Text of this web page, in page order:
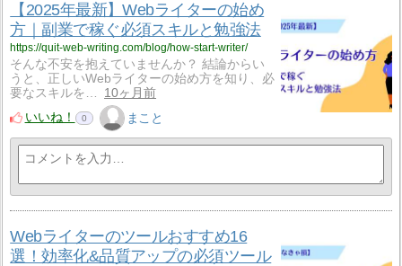
【2025年最新】Webライターの始め
方｜副業で稼ぐ必須スキルと勉強法
https://quit-web-writing.com/blog/how-start-writer/
そんな不安を抱えていませんか？ 結論からい
うと、正しいWebライターの始め方を知り、必
要なスキルを…
10ヶ月前
いいね！
0 まこと
Webライターのツールおすすめ16
選！効率化&品質アップの必須ツール